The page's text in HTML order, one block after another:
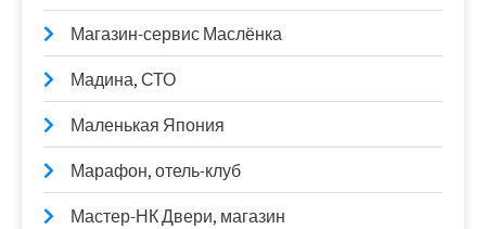
Магазин-сервис Маслёнка
Мадина, СТО
Маленькая Япония
Марафон, отель-клуб
Мастер-НК Двери, магазин